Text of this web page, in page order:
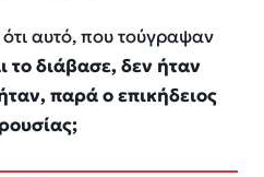
αυτό, που τούγραψαν
το διάβασε, δεν ήταν
παρά ο επικήδειος